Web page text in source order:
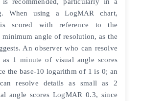
When using a LogMAR chart,
scored with reference to the
angle of resolution, as the
An observer who can resolve
as 1 minute of visual angle scores
the base-10 logarithm of 1 is 0; an
resolve details as small as 2
angle scores LogMAR 0.3, since